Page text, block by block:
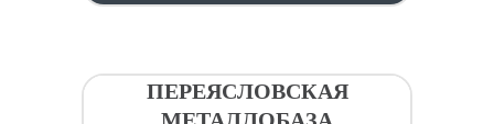
ПЕРЕЯСЛОВСКАЯ